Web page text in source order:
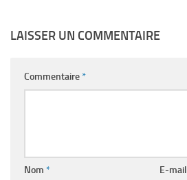
LAISSER UN COMMENTAIRE
Commentaire*
Nom * E-mail